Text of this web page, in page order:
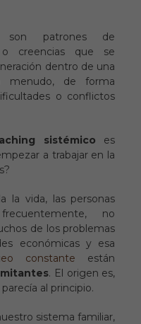
patrones de
o creencias que se
dentro de una
menudo, de forma
o conflictos
sistémico es
a trabajar en la
la vida, las personas
no
de los problemas
económicas y esa
constante están
. El origen es,
al principio.
sistema familiar,